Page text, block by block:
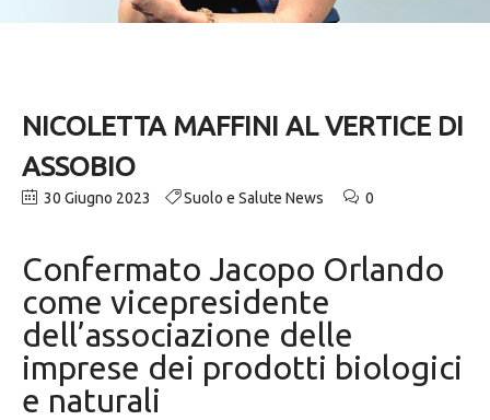
NICOLETTA MAFFINI AL VERTICE DI
ASSOBIO
30 Giugno 2023 Suolo e Salute News 0
Confermato Jacopo Orlando
come vicepresidente
dell’associazione delle
imprese dei prodotti biologici
e naturali